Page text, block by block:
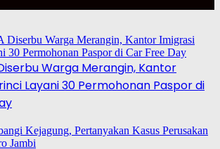
Warga Merangin, Kantor
Layani 30 Permohonan Paspor di